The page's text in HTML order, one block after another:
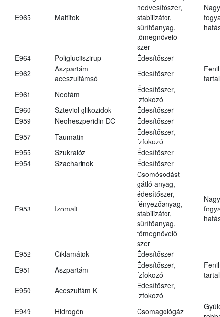
E965 Maltitok
nedvesítőszer,
stabilizátor,
sűrítőanyag,
tömegnövelő
szer
E964 Poliglucitszirup
Édesítőszer
E962
Aszpartám-
aceszulfámsó
Édesítőszer
E961
Neotám
Édesítőszer,
ízfokozó
E960
Szteviol glikozidok
Édesítőszer
E959
Neoheszperidin DC
Édesítőszer
E957
Taumatin
Édesítőszer,
ízfokozó
E955
Szukralóz
Édesítőszer
E954
Szacharinok Édesítőszer
E953 Izomalt
Csomósodást
gátló anyag,
édesítőszer,
fényezőanyag,
stabilizátor,
sűrítőanyag,
tömegnövelő
szer
E952 Ciklamátok
Édesítőszer
E951
Aszpartám
Édesítőszer,
ízfokozó
E950
Aceszulfám K
Édesítőszer,
ízfokozó
E949
Hidrogén Csomagológáz